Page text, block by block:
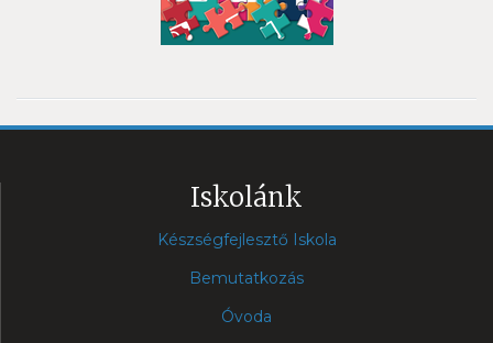
Iskolánk
Készségfejlesztő Iskola
Bemutatkozás
Óvoda